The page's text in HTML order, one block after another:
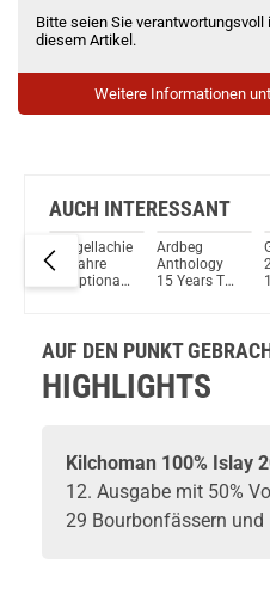
Bitte seien Sie verantwortungsvoll
diesem Artikel.
Weitere Informationen
AUCH INTERESSANT
Craigellachie
11 Jahre
Exceptional
Whisky
700ml
Ardbeg
Anthology
15 Years The
Whisky 46%
AUF DEN PUNKT
HIGHLIGHTS
Kilchoman 100% Islay
12. Ausgabe mit 50%
29 Bourbonfässern und